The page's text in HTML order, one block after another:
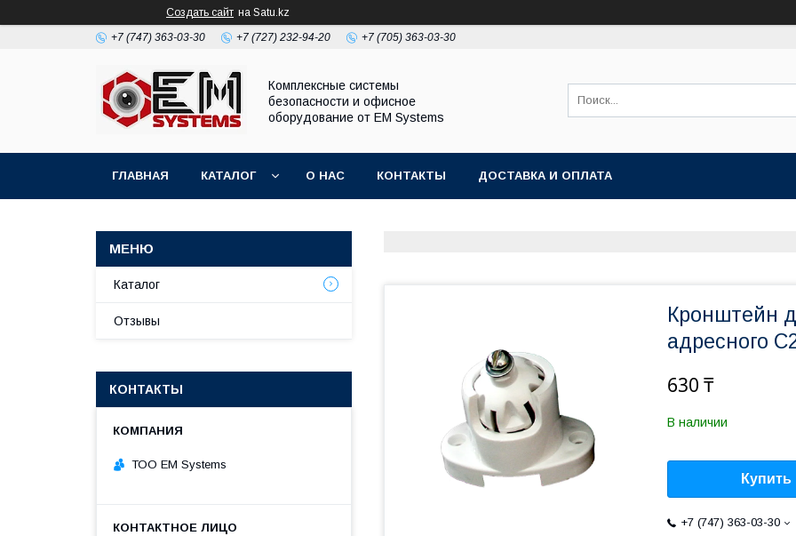
Создать сайт на Satu.kz
+7 (747) 363-03-30 +7 (727) 232-94-20 +7 (705) 363-03-30
Комплексные системы
безопасности и офисное
оборудование от EM Systems
ГЛАВНАЯ КАТАЛОГ О НАС КОНТАКТЫ ДОСТАВКА И ОПЛАТА
Кронштейн
адресного
630 ₸
В наличии
Купить
+7 (747) 363-03-30
Каталог
Отзывы
КОНТАКТЫ
ТОО EM Systems